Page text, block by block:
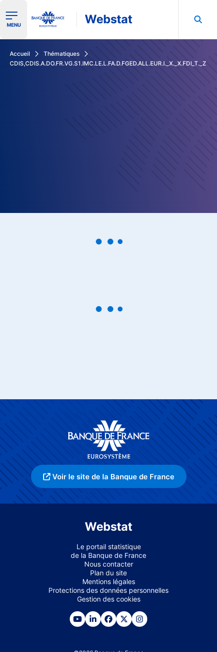
Ouvrir le menu de navigation
MENU Webstat
Accueil
Thématiques
CDIS,CDIS.A.DO.FR.VG.S1.IMC.LE.L.FA.D.FGED.ALL.EUR.I._X._X.FDI_T._Z
Voir le site de la Banque de France
Webstat
Le portail statistique
de la Banque de France
Nous contacter
Plan du site
Mentions légales
Protections des données personnelles
Gestion des cookies